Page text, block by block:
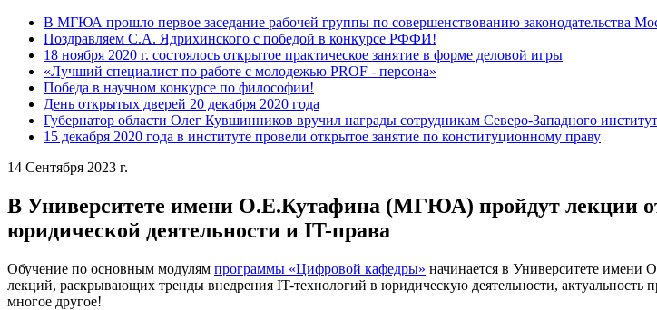
В МГЮА прошло первое заседание рабочей группы по совершенствованию законодательства
Поздравляем С.А. Ядрихинского с победой в конкурсе РФФИ!
18 ноября 2020 г. состоялось открытое практическое занятие в форме деловой игры
«Лучший специалист по работе с молодежью PROF - персона»
Победа в научном конкурсе по философии!
День открытых дверей 20 декабря 2020 года
Губернатор области Олег Кувшинников вручил награды сотрудникам Северо-Западного
15 декабря 2020 года в институте провели открытое занятие по конституционному праву
14 Сентября 2023 г.
В Университете имени О.Е.Кутафина (МГЮА) пройдут лекции
юридической деятельности и IT-права
Обучение по основным модулям программы «Цифровой кафедры» начинается в Университете
лекций, раскрывающих тренды внедрения IT-технологий в юридическую деятельности,
многое другое!